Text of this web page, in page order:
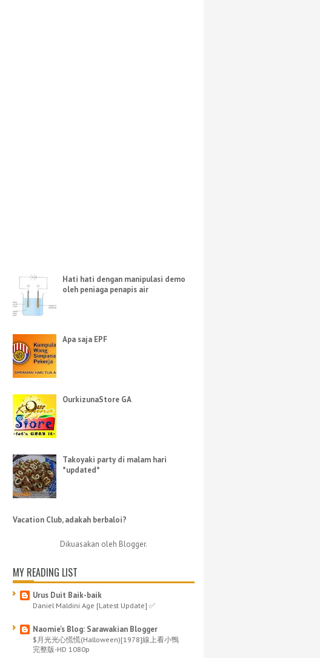
Hati hati dengan manipulasi demo
oleh peniaga penapis air
Apa saja EPF
OurkizunaStore GA
Takoyaki party di malam hari
*updated*
Vacation Club, adakah berbaloi?
Dikuasakan oleh Blogger.
MY READING LIST
Urus Duit Baik-baik
Daniel Maldini Age [Latest Update] ✅
Naomie's Blog: Sarawakian Blogger
$月光光心慌慌(Halloween)[1978]線上看小鴨
完整版-HD 1080p